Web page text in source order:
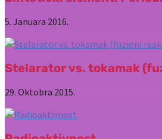
5. Januara 2016.
Stelarator vs. tokamak
29. Oktobra 2015.